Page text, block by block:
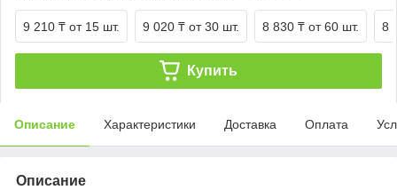
9 210 ₸ от 15 шт. 9 020 ₸ от 30 шт. 8 830 ₸ от 60 шт. 8
Купить
Описание Характеристики Доставка Оплата
Описание